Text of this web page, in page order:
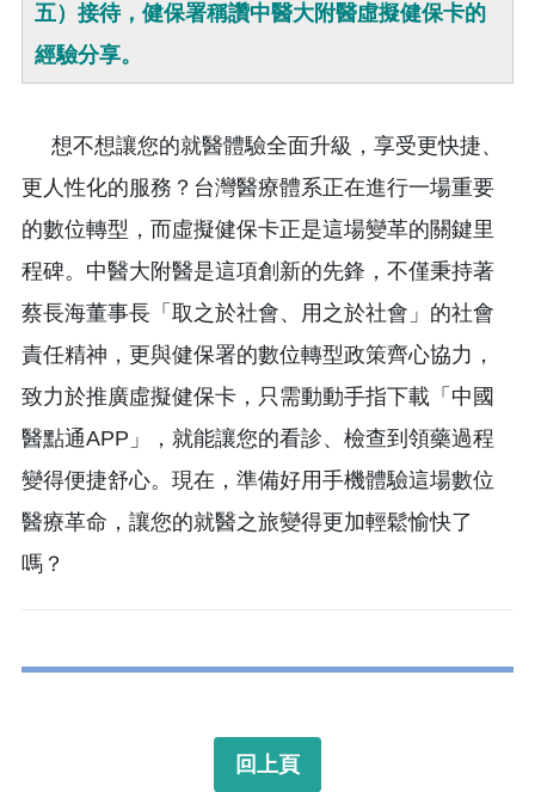
五）接待，健保署稱讚中醫大附醫虛擬健保卡的
經驗分享。
想不想讓您的就醫體驗全面升級，享受更快捷、
更人性化的服務？台灣醫療體系正在進行一場重要
的數位轉型，而虛擬健保卡正是這場變革的關鍵里
程碑。中醫大附醫是這項創新的先鋒，不僅秉持著
蔡長海董事長「取之於社會、用之於社會」的社會
責任精神，更與健保署的數位轉型政策齊心協力，
致力於推廣虛擬健保卡，只需動動手指下載「中國
醫點通APP」，就能讓您的看診、檢查到領藥過程
變得便捷舒心。現在，準備好用手機體驗這場數位
醫療革命，讓您的就醫之旅變得更加輕鬆愉快了
嗎？
回上頁